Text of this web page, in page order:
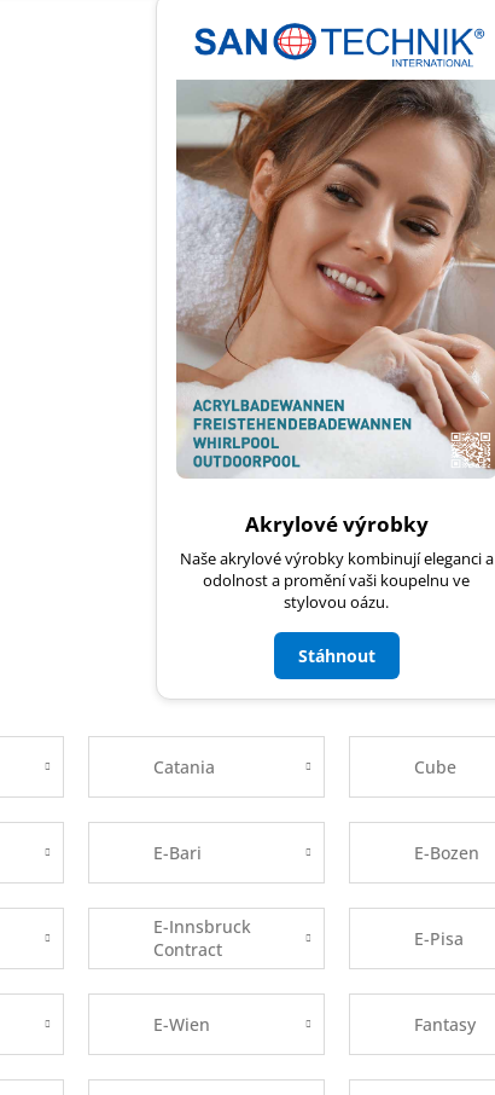
Akrylové výrobky
Naše akrylové výrobky kombinují eleganci a
odolnost a promění vaši koupelnu ve
stylovou oázu.
Stáhnout
Catania Cube
E-Bari E-Bozen
E-Innsbruck
Contract
E-Pisa
E-Wien Fantasy